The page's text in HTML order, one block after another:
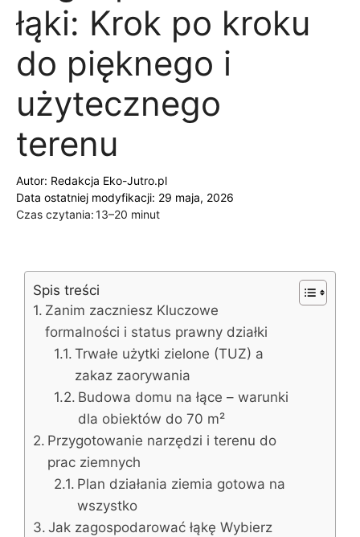
łąki: Krok po kroku
do pięknego i
użytecznego
terenu
Autor: Redakcja Eko-Jutro.pl
Data ostatniej modyfikacji: 29 maja, 2026
Czas czytania:13–20 minut
Spis treści
Zanim zaczniesz Kluczowe
formalności i status prawny działki
Trwałe użytki zielone (TUZ) a
zakaz zaorywania
Budowa domu na łące – warunki
dla obiektów do 70 m²
Przygotowanie narzędzi i terenu do
prac ziemnych
Plan działania ziemia gotowa na
wszystko
Jak zagospodarować łąkę Wybierz